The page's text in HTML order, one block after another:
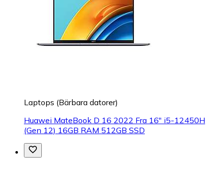
Laptops (Bärbara datorer)
Huawei MateBook D 16 2022 Fra 16" i5-12450H
(Gen 12) 16GB RAM 512GB SSD